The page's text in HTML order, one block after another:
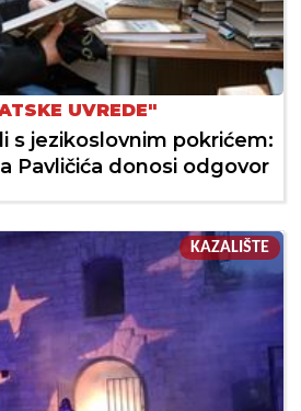
UVREDE"
s jezikoslovnim pokrićem:
Pavličića donosi odgovor
KAZALIŠTE